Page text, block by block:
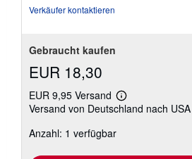
Verkäufer kontaktieren
Gebraucht kaufen
EUR 18,30
EUR 9,95 Versand
Weitere
Informationen
Versand von Deutschland nach USA
Anzahl: 1 verfügbar